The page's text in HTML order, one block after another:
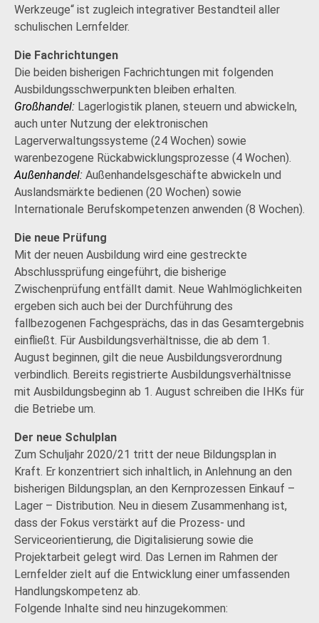
Werkzeuge“ ist zugleich integrativer Bestandteil aller
schulischen Lernfelder.
Die Fachrichtungen
Die beiden bisherigen Fachrichtungen mit folgenden
Ausbildungsschwerpunkten bleiben erhalten.
Großhandel: Lagerlogistik planen, steuern und abwickeln,
auch unter Nutzung der elektronischen
Lagerverwaltungssysteme (24 Wochen) sowie
warenbezogene Rückabwicklungsprozesse (4 Wochen).
Außenhandel: Außenhandelsgeschäfte abwickeln und
Auslandsmärkte bedienen (20 Wochen) sowie
Internationale Berufskompetenzen anwenden (8 Wochen).
Die neue Prüfung
Mit der neuen Ausbildung wird eine gestreckte
Abschlussprüfung eingeführt, die bisherige
Zwischenprüfung entfällt damit. Neue Wahlmöglichkeiten
ergeben sich auch bei der Durchführung des
fallbezogenen Fachgesprächs, das in das Gesamtergebnis
einfließt. Für Ausbildungsverhältnisse, die ab dem 1.
August beginnen, gilt die neue Ausbildungsverordnung
verbindlich. Bereits registrierte Ausbildungsverhältnisse
mit Ausbildungsbeginn ab 1. August schreiben die IHKs für
die Betriebe um.
Der neue Schulplan
Zum Schuljahr 2020/21 tritt der neue Bildungsplan in
Kraft. Er konzentriert sich inhaltlich, in Anlehnung an den
bisherigen Bildungsplan, an den Kernprozessen Einkauf –
Lager – Distribution. Neu in diesem Zusammenhang ist,
dass der Fokus verstärkt auf die Prozess- und
Serviceorientierung, die Digitalisierung sowie die
Projektarbeit gelegt wird. Das Lernen im Rahmen der
Lernfelder zielt auf die Entwicklung einer umfassenden
Handlungskompetenz ab.
Folgende Inhalte sind neu hinzugekommen: